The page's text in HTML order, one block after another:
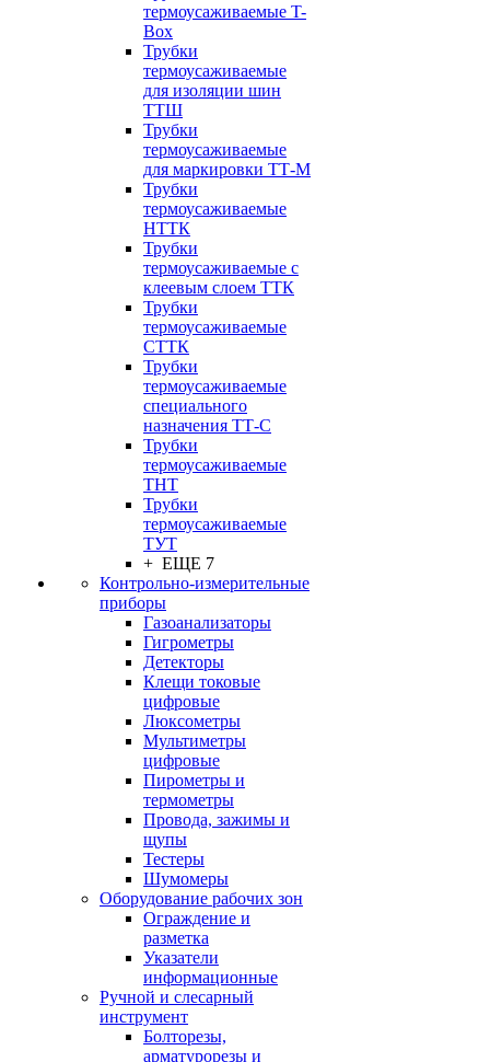
термоусаживаемые T-
Box
Трубки
термоусаживаемые
для изоляции шин
ТТШ
Трубки
термоусаживаемые
для маркировки ТТ-М
Трубки
термоусаживаемые
НTТК
Трубки
термоусаживаемые с
клеевым слоем TТК
Трубки
термоусаживаемые
СTТК
Трубки
термоусаживаемые
специального
назначения ТТ-С
Трубки
термоусаживаемые
ТНТ
Трубки
термоусаживаемые
ТУТ
+ ЕЩЕ 7
Контрольно-измерительные
приборы
Газоанализаторы
Гигрометры
Детекторы
Клещи токовые
цифровые
Люксометры
Мультиметры
цифровые
Пирометры и
термометры
Провода, зажимы и
щупы
Тестеры
Шумомеры
Оборудование рабочих зон
Ограждение и
разметка
Указатели
информационные
Ручной и слесарный
инструмент
Болторезы,
арматурорезы и